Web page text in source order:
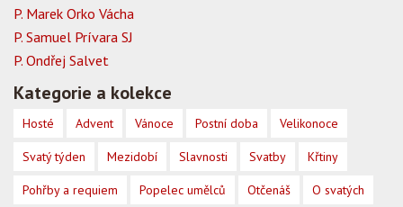
P. Marek Orko Vácha
P. Samuel Prívara SJ
P. Ondřej Salvet
Kategorie a kolekce
Hosté Advent Vánoce Postní doba Velikonoce
Svatý týden Mezidobí Slavnosti Svatby Křtiny
Pohřby a requiem Popelec umělců Otčenáš O svatých